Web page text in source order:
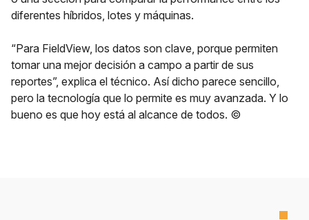
diferentes híbridos, lotes y máquinas.
“Para FieldView, los datos son clave, porque permiten
tomar una mejor decisión a campo a partir de sus
reportes”, explica el técnico. Así dicho parece sencillo,
pero la tecnología que lo permite es muy avanzada. Y lo
bueno es que hoy está al alcance de todos. ©